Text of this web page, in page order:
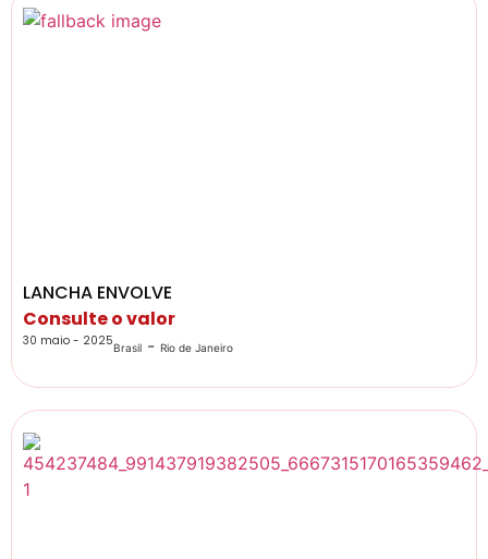
LANCHA ENVOLVE
Consulte o valor
30 maio - 2025Brasil - Rio de Janeiro